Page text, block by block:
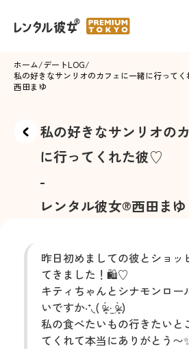
ホーム/デートLOG/
私の好きなサンリオのカフェに一緒に行って
西田まゆ
私の好きなサンリオの
に行ってくれた彼♡
-
レンタル彼女®西田まゆ
昨日初めましての彼とショッ
てきました！🛍♡
キティちゃんとシナモンロー
いですか‧⁺◟( ᵒ̴̶̷̥́ ·̫ ᵒ̴̶̷̣̥̀ )
私の食べたいもの行きたいと
てくれて本当にありがとう〜